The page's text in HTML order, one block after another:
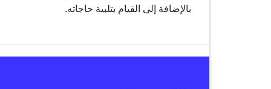
بالإضافة إلى القيام بتلبية حاجاته.